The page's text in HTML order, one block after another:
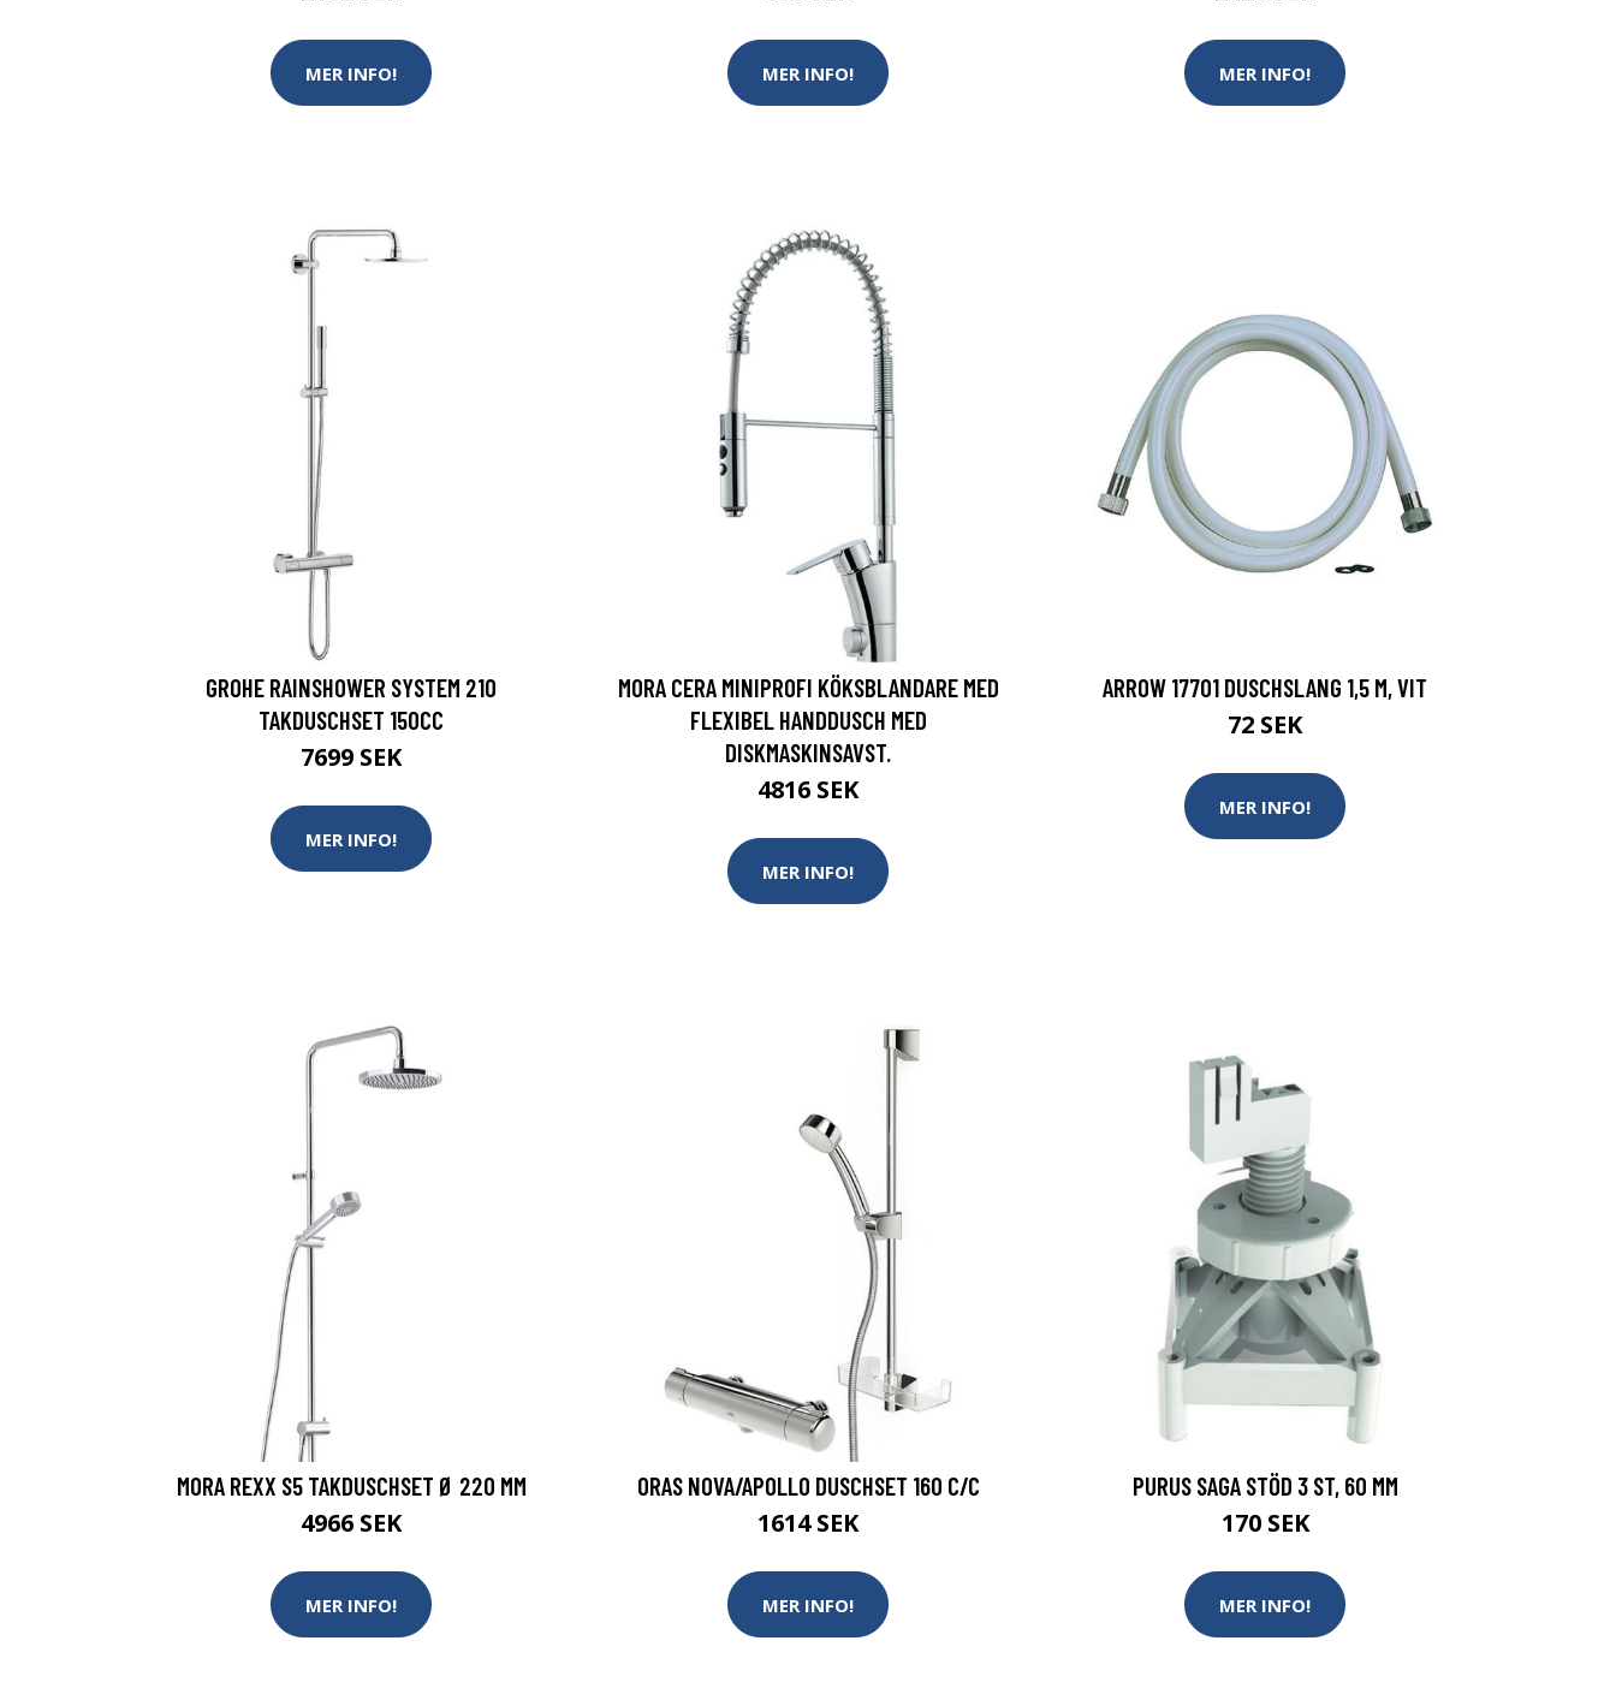
MER INFO! MER INFO! MER INFO!
GROHE RAINSHOWER SYSTEM 210
TAKDUSCHSET 150CC
7699 SEK
MER INFO!
MORA CERA MINIPROFI KÖKSBLANDARE MED
FLEXIBEL HANDDUSCH MED
DISKMASKINSAVST.
4816 SEK
MER INFO!
ARROW 17701 DUSCHSLANG 1,5 M, VIT
72 SEK
MER INFO!
MORA REXX S5 TAKDUSCHSET Ø 220 MM
4966 SEK
MER INFO!
ORAS NOVA/APOLLO DUSCHSET 160 C/C
1614 SEK
MER INFO!
PURUS SAGA STÖD 3 ST, 60 MM
170 SEK
MER INFO!